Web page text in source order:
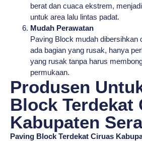
berat dan cuaca ekstrem,
untuk area lalu lintas padat.
Mudah Perawatan
Paving Block mudah dibersihkan
ada bagian yang rusak, hanya
yang rusak tanpa harus
permukaan.
Produsen
Block Terdekat
Kabupaten
Paving Block Terdekat Ciruas